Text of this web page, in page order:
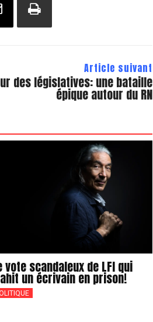
Article suivant
des législatives: une bataille
épique autour du RN
vote scandaleux de LFI qui
un écrivain en prison!